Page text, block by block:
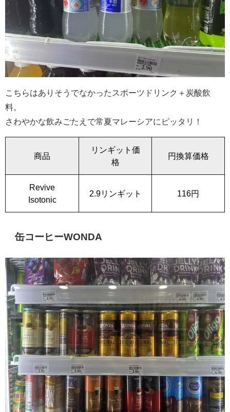
こちらはありそうでなかったスポーツドリンク＋炭酸飲
料。
さわやかな飲みごたえで常夏マレーシアにピッタリ！
商品
リンギット価
格
円換算価格
Revive
Isotonic
2.9リンギット 116円
缶コーヒーWONDA